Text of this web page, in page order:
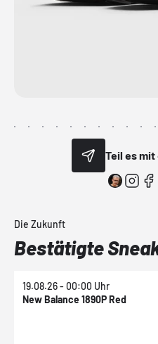
Teil es
Die Zukunft
Bestätigte
19.08.26 - 00:00 Uhr
New Balance 1890P Red